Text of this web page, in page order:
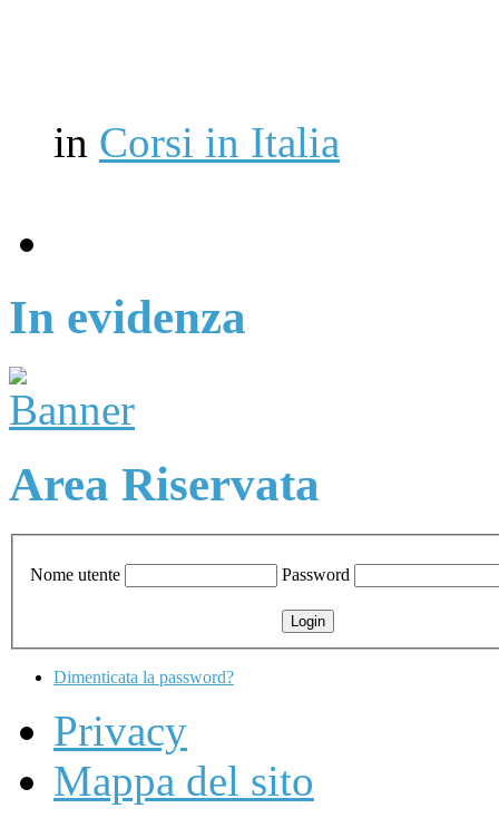
in Corsi in Italia
In evidenza
Area Riservata
Nome utente Password
Dimenticata la password?
Privacy
Mappa del sito